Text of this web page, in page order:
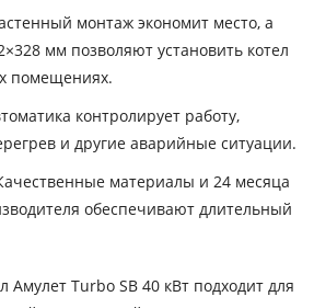
монтаж экономит место, а
мм позволяют установить котел
помещениях.
контролирует работу,
и другие аварийные ситуации.
материалы и 24 месяца
обеспечивают длительный
Амулет Turbo SB 40 кВт подходит для